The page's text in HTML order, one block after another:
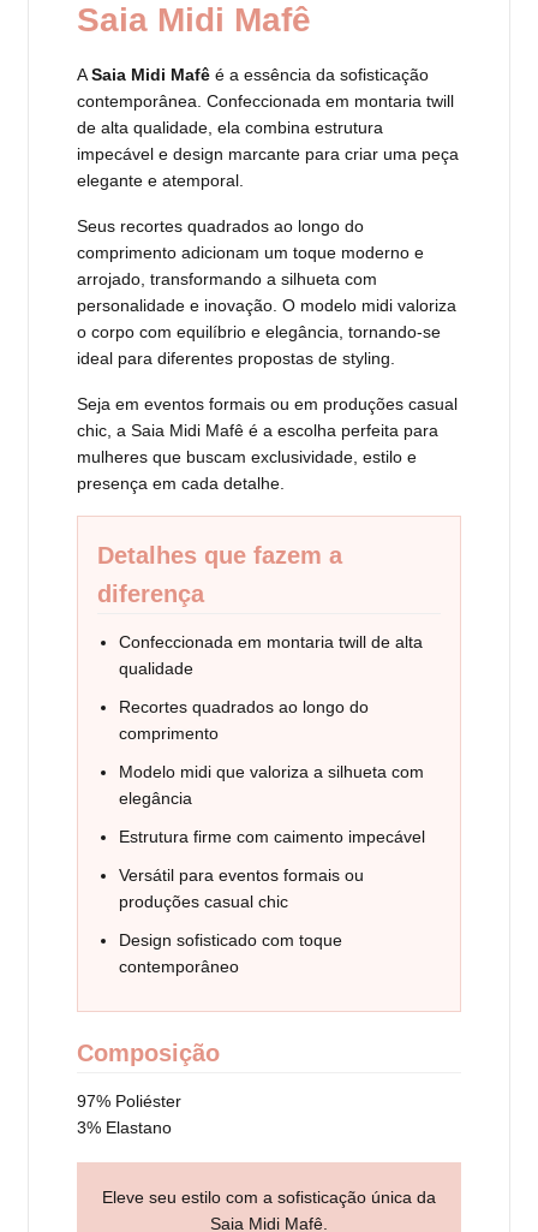
Saia Midi Mafê
ASaia Midi Mafê é a essência da sofisticação
contemporânea. Confeccionada em montaria twill
de alta qualidade, ela combina estrutura
impecável e design marcante para criar uma peça
elegante e atemporal.
Seus recortes quadrados ao longo do
comprimento adicionam um toque moderno e
arrojado, transformando a silhueta com
personalidade e inovação. O modelo midi valoriza
o corpo com equilíbrio e elegância, tornando-se
ideal para diferentes propostas de styling.
Seja em eventos formais ou em produções casual
chic, a Saia Midi Mafê é a escolha perfeita para
mulheres que buscam exclusividade, estilo e
presença em cada detalhe.
Detalhes que fazem a
diferença
Confeccionada em montaria twill de alta
qualidade
Recortes quadrados ao longo do
comprimento
Modelo midi que valoriza a silhueta com
elegância
Estrutura firme com caimento impecável
Versátil para eventos formais ou
produções casual chic
Design sofisticado com toque
contemporâneo
Composição
97% Poliéster
3% Elastano
Eleve seu estilo com a sofisticação única da
Saia Midi Mafê.